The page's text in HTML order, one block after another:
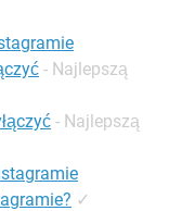
- Najlepszą
- Najlepszą
✓